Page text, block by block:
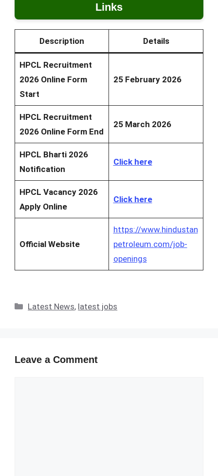
Links
Description Details
HPCL Recruitment
2026 Online Form
Start
25 February 2026
HPCL Recruitment
2026 Online Form End
25 March 2026
HPCL Bharti 2026
Notification
Click here
HPCL Vacancy 2026
Apply Online
Click here
Official Website
https://www.hindustan
petroleum.com/job-
openings
Categories
Latest News, latest jobs
Leave a Comment